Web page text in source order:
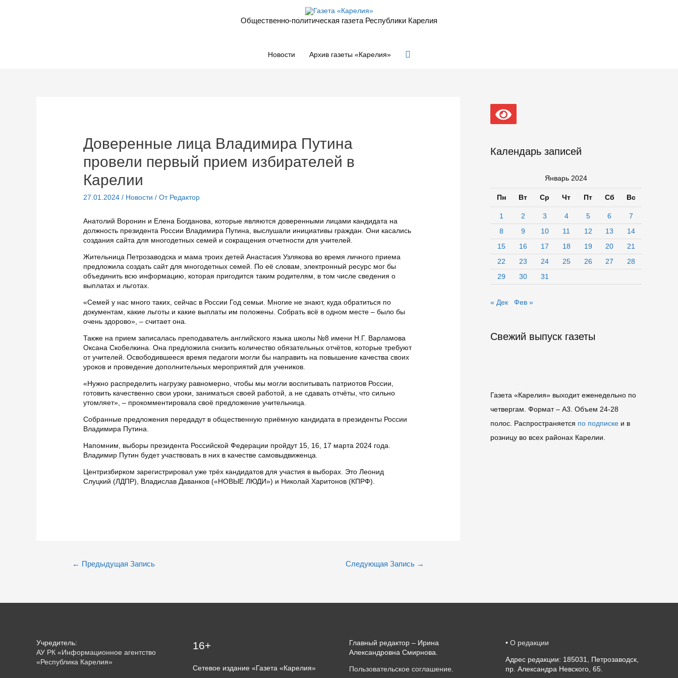
Общественно-политическая газета Республики Карелия
Новости Архив газеты «Карелия» Поиск
Доверенные лица Владимира Путина
провели первый прием избирателей в
Карелии
27.01.2024 / Новости / От Редактор
Анатолий Воронин и Елена Богданова, которые являются доверенными лицами кандидата на
должность президента России Владимира Путина, выслушали инициативы граждан. Они касались
создания сайта для многодетных семей и сокращения отчетности для учителей.
Жительница Петрозаводска и мама троих детей Анастасия Узлякова во время личного приема
предложила создать сайт для многодетных семей. По её словам, электронный ресурс мог бы
объединить всю информацию, которая пригодится таким родителям, в том числе сведения о
выплатах и льготах.
«Семей у нас много таких, сейчас в России Год семьи. Многие не знают, куда обратиться по
документам, какие льготы и какие выплаты им положены. Собрать всё в одном месте – было бы
очень здорово», – считает она.
Также на прием записалась преподаватель английского языка школы №8 имени Н.Г. Варламова
Оксана Скобелкина. Она предложила снизить количество обязательных отчётов, которые требуют
от учителей. Освободившееся время педагоги могли бы направить на повышение качества своих
уроков и проведение дополнительных мероприятий для учеников.
«Нужно распределить нагрузку равномерно, чтобы мы могли воспитывать патриотов России,
готовить качественно свои уроки, заниматься своей работой, а не сдавать отчёты, что сильно
утомляет», – прокомментировала своё предложение учительница.
Собранные предложения передадут в общественную приёмную кандидата в президенты России
Владимира Путина.
Напомним, выборы президента Российской Федерации пройдут 15, 16, 17 марта 2024 года.
Владимир Путин будет участвовать в них в качестве самовыдвиженца.
Центризбирком зарегистрировал уже трёх кандидатов для участия в выборах. Это Леонид
Слуцкий (ЛДПР), Владислав Даванков («НОВЫЕ ЛЮДИ») и Николай Харитонов (КПРФ).
← Предыдущая Запись Следующая Запись →
Календарь записей
Январь 2024
Пн Вт Ср Чт Пт Сб Вс
1 2 3 4 5 6
7
8
9 10 11 12 13
14
15
16 17 18 19 20
21
22
23 24 25 26 27
28
29
30 31
« Дек Фев »
Свежий выпуск газеты
Газета «Карелия» выходит еженедельно по
четвергам. Формат – A3. Объем 24-28
полос. Распространяется по подписке и в
розницу во всех районах Карелии.
Учредитель:
АУ РК «Информационное агентство
«Республика Карелия»
16+
Сетевое издание «Газета «Карелия»
Главный редактор – Ирина
Александровна Смирнова.
Пользовательское соглашение
• О редакции
Адрес редакции: 185031, Петрозаводск,
пр. Александра Невского, 65.